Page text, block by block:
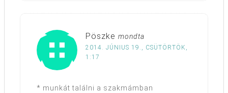
Pöszke mondta
2014. JÚNIUS 19., CSÜTÖRTÖK,
1:17
* munkát találni a szakmámban